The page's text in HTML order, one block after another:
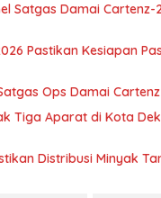
Satgas Damai Cartenz-
Pastikan Kesiapan
Ops Damai
Tiga Aparat di Kota
Distribusi Minyak